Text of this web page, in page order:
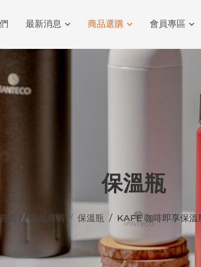
最新消息 商品選購 會員專區
保溫瓶
頁 商品選購 保溫瓶 KAFE 咖啡即享保